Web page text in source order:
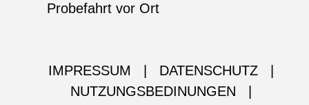
Probefahrt vor Ort
IMPRESSUM DATENSCHUTZ
NUTZUNGSBEDINUNGEN